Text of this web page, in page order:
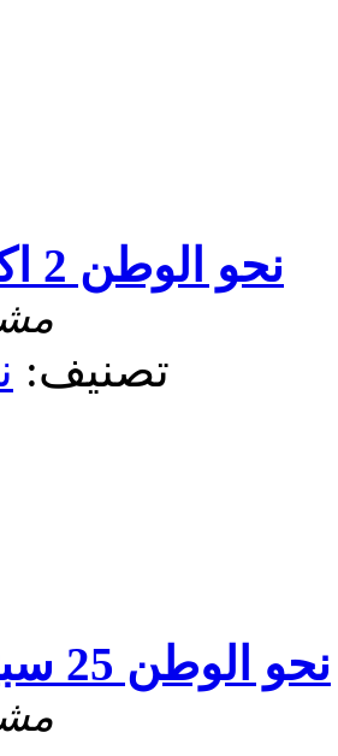
نحو الوطن 2 اكتوبر 2016
تصنيف:
نحو الوطن 25 سبتمبر 2016